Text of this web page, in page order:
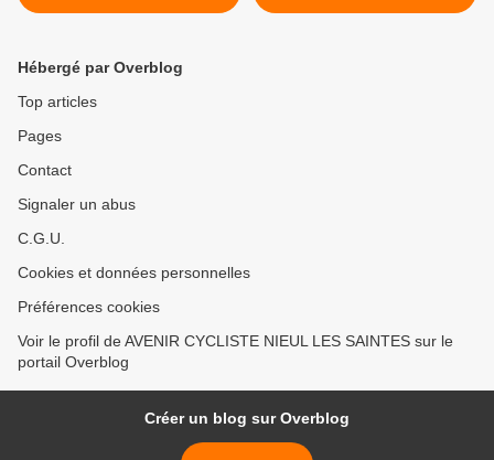
Hébergé par Overblog
Top articles
Pages
Contact
Signaler un abus
C.G.U.
Cookies et données personnelles
Préférences cookies
Voir le profil de AVENIR CYCLISTE NIEUL LES SAINTES sur le
portail Overblog
Créer un blog sur Overblog